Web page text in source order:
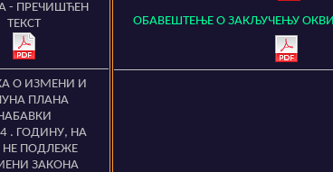
- ПРЕЧИШЋЕН
ТЕКСТ
О ИЗМЕНИ И
ПЛАНА
. ГОДИНУ, НА
НЕ ПОДЛЕЖЕ
ЗАКОНА
ОБАВЕШТЕЊЕ О ЗАКЉУЧЕЊУ